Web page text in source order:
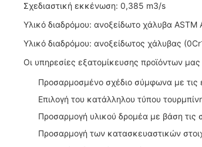
Σχεδιαστική εκκένωση: 0,385 m3/s
Υλικό διαδρόμου: ανοξείδωτο χάλυβα ASTM
Υλικό διαδρόμου: ανοξείδωτος χάλυβας
Οι υπηρεσίες εξατομίκευσης προϊόντων
Προσαρμοσμένο σχέδιο σύμφωνα με τις
Επιλογή του κατάλληλου τύπου
Προσαρμογή υλικού δρομέα με βάση τις
Προσαρμογή των κατασκευαστικών